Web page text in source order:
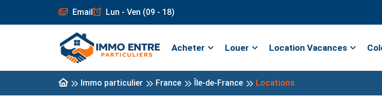
Email Lun - Ven (09 - 18)
Acheter Louer Location Vacances
Immo particulier France Île-de-France Locations